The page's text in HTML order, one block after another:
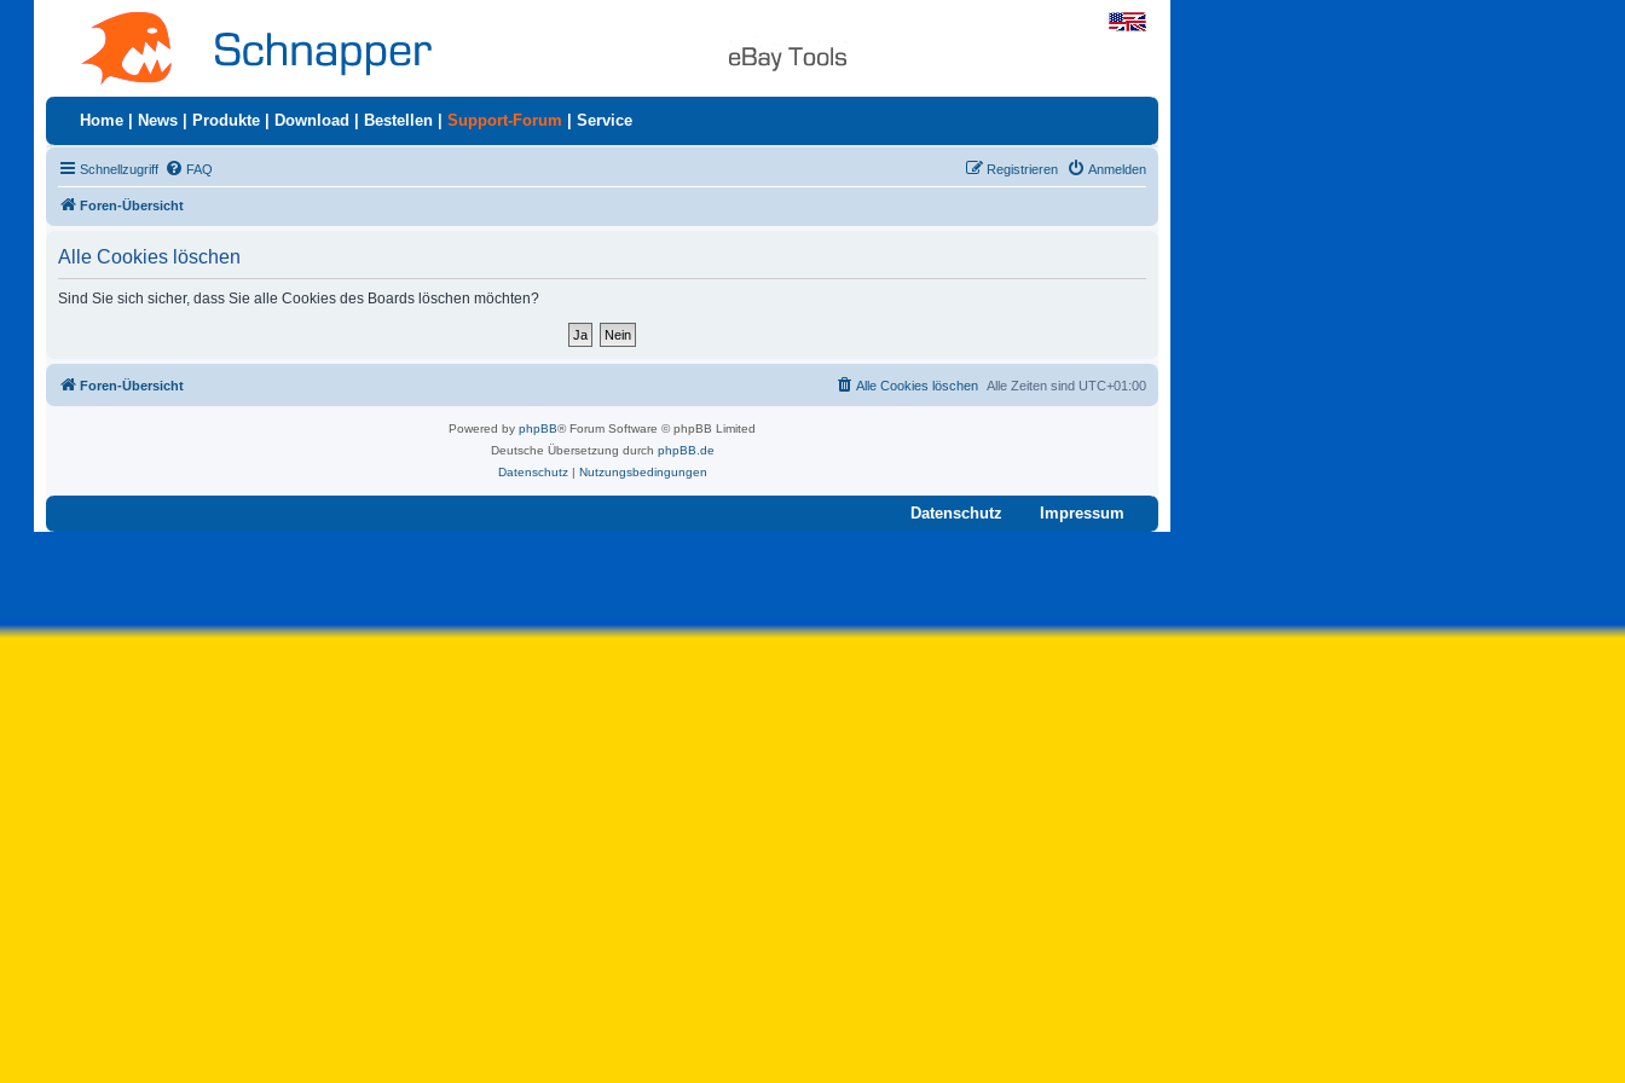
Home News Produkte Download Bestellen Support-Forum Service
Schnellzugriff FAQ Anmelden
Registrieren
Foren-Übersicht
Alle Cookies löschen
Sind Sie sich sicher, dass Sie alle Cookies des Boards löschen möchten?
Foren-Übersicht Alle Zeiten sind UTC+01:00
Alle Cookies löschen
Powered by phpBB® Forum Software © phpBB Limited
Deutsche Übersetzung durch phpBB.de
Datenschutz| Nutzungsbedingungen
Datenschutz Impressum